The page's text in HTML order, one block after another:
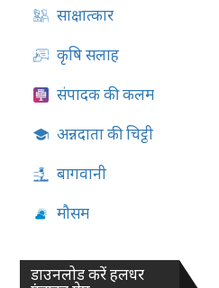
साक्षात्कार
कृषि सलाह
संपादक की कलम
अन्नदाता की चिट्ठी
बागवानी
मौसम
डाउनलोड करें हलधर